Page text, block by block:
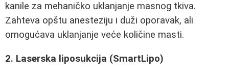
kanile za mehaničko uklanjanje masnog tkiva.
Zahteva opštu anesteziju i duži oporavak, ali
omogućava uklanjanje veće količine masti.
2. Laserska liposukcija (SmartLipo)